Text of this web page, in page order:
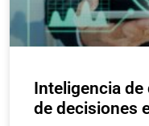
Inteligencia
de decisiones